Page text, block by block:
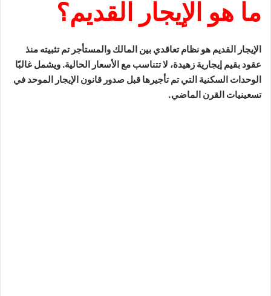
ما هو الإيجار القديم؟
الإيجار القديم هو نظام تعاقدي بين المالك والمستأجر تم تثبيته منذ
عقود بقيم إيجارية زهيدة، لا تتناسب مع الأسعار الحالية. ويشمل غالبًا
الوحدات السكنية التي تم تأجيرها قبل صدور قانون الإيجار الموحد في
تسعينيات القرن الماضي.